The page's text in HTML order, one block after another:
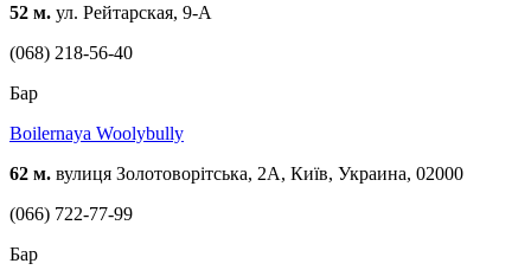
52 м. ул. Рейтарская, 9-А
(068) 218-56-40
Бар
Boilernaya Woolybully
62 м. вулиця Золотоворітська, 2А, Київ, Украина, 02000
(066) 722-77-99
Бар